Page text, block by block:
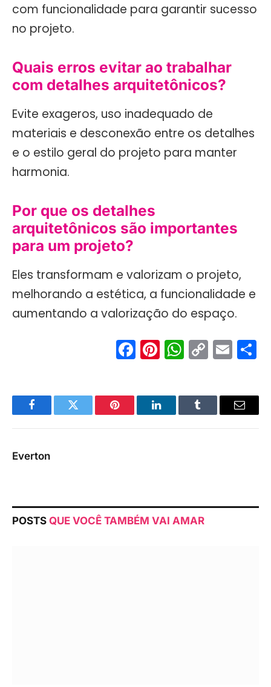
com funcionalidade para garantir sucesso
no projeto.
Quais erros evitar ao trabalhar
com detalhes arquitetônicos?
Evite exageros, uso inadequado de
materiais e desconexão entre os detalhes
e o estilo geral do projeto para manter
harmonia.
Por que os detalhes
arquitetônicos são importantes
para um projeto?
Eles transformam e valorizam o projeto,
melhorando a estética, a funcionalidade e
aumentando a valorização do espaço.
Facebook
Pinterest
Copy
Link
FacebookTwitter Pinterest LinkedInTumblr Email
Everton
POSTS QUE VOCÊ TAMBÉM VAI AMAR